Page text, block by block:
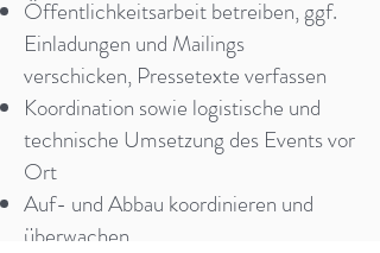
Öffentlichkeitsarbeit betreiben, ggf.
Einladungen und Mailings
verschicken, Pressetexte verfassen
Koordination sowie logistische und
technische Umsetzung des Events vor
Ort
Auf- und Abbau koordinieren und
überwachen